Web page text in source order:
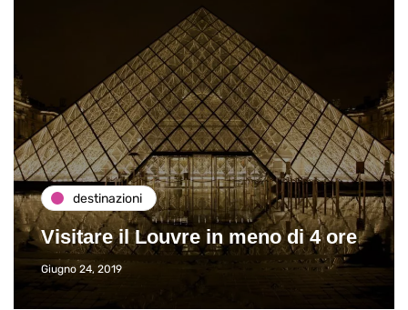
destinazioni
Visitare il Louvre in meno di 4 ore
Giugno 24, 2019